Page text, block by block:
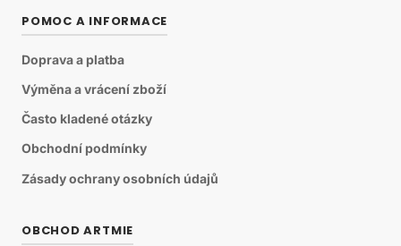
POMOC A INFORMACE
Doprava a platba
Výměna a vrácení zboží
Často kladené otázky
Obchodní podmínky
Zásady ochrany osobních údajů
OBCHOD ARTMIE